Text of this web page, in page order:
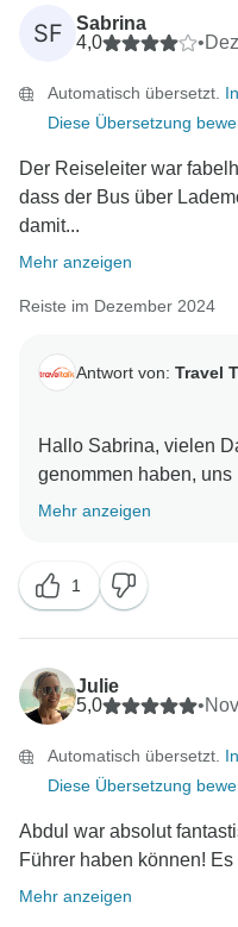
SF
Sabrina
4,0
•
Automatisch übersetzt.
Diese Übersetzung
Der Reiseleiter war
dass der Bus über
damit...
Mehr anzeigen
Reiste im Dezember 2024
Antwort von: Travel
Hallo Sabrina, vielen
genommen haben,
geben. Es freut uns
Reise.
Wir möchten ein paar
Transparenz zu
Reisehinweisen, die
zur Kenntnis nehmen,
hin, wie z.B. die
von November bis
Monaten einen
bemühen, diese
Buchungsvorgangs
Mehr anzeigen
1
Julie
5,0
•
Automatisch übersetzt.
Diese Übersetzung
Abdul war absolut
Führer haben können!
Mehr anzeigen